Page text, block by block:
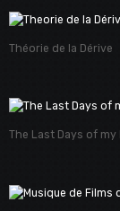
Théorie de la Dérive
The Last Days of